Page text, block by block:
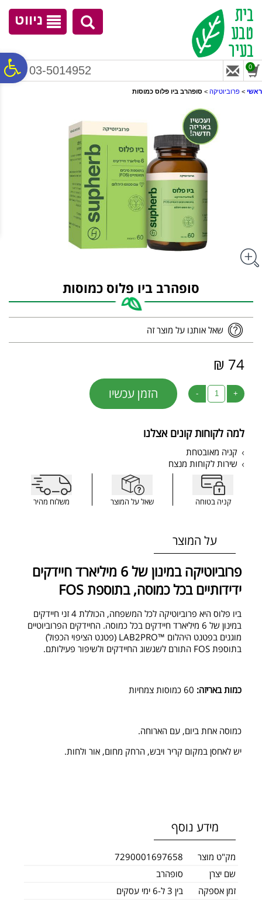
נגישות
ניווט
03-5014952 0
ראשי > פרוביוטיקה > סופהרב ביו פלוס כמוסות
סופהרב ביו פלוס כמוסות
שאל אותנו על מוצר זה
74 ₪
+
- הזמן עכשיו
למה לקוחות קונים אצלנו
קניה מאובטחת
שירות לקוחות מנצח
קניה בטוחה שאל על המוצר משלוח מהיר
על המוצר
פרוביוטיקה במינון של 6 מיליארד חיידקים
ידידותיים בכל כמוסה, בתוספת FOS
ביו פלוס היא פרוביוטיקה לכל המשפחה, הכוללת 4 זני חיידקים
במינון של 6 מיליארד חיידקים בכל כמוסה. החיידקים הפרוביוטיים
מוגנים בפטנט היהלום ™LAB2PRO (פטנט הציפוי הכפול)
בתוספת FOS התורם לשגשוג החיידקים ולשיפור פעילותם.
כמות באריזה:
כמוסה אחת ביום, עם הארוחה.
יש לאחסן במקום קריר ויבש, הרחק מחום, אור ולחות.
מידע נוסף
מק"ט מוצר
7290001697658
שם יצרן
סופהרב
זמן אספקה
בין 3 ל-6 ימי עסקים